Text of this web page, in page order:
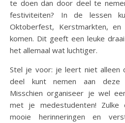
te doen dan door deel te
festiviteiten? In de lessen
Oktoberfest, Kerstmarkten,
komen. Dit geeft een leuke
het allemaal wat luchtiger.
Stel je voor: je leert niet alleen
deel kunt nemen aan deze
Misschien organiseer je wel
met je medestudenten! Zulke
mooie herinneringen en